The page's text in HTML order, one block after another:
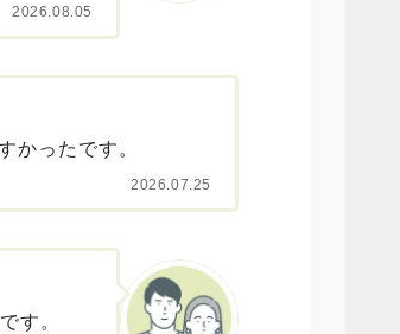
2026.08.05
かったです。
2026.07.25
す。